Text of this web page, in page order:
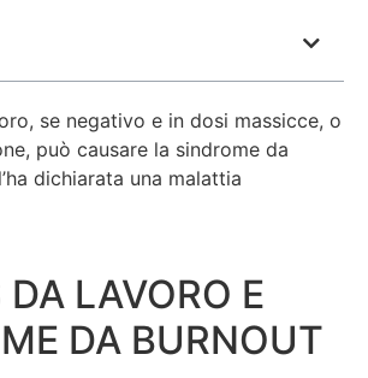
se negativo e in dosi massicce, o
può causare la sindrome da
dichiarata una malattia
DA LAVORO E
DA BURNOUT